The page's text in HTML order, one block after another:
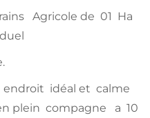
Agricole de 01 Ha
idéal et calme
plein compagne a 10